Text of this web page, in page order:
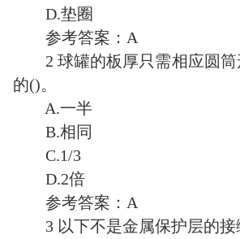
D.垫圈
参考答案：A
2 球罐的板厚只需相应圆筒
的()。
A.一半
B.相同
C.1/3
D.2倍
参考答案：A
3 以下不是金属保护层的接